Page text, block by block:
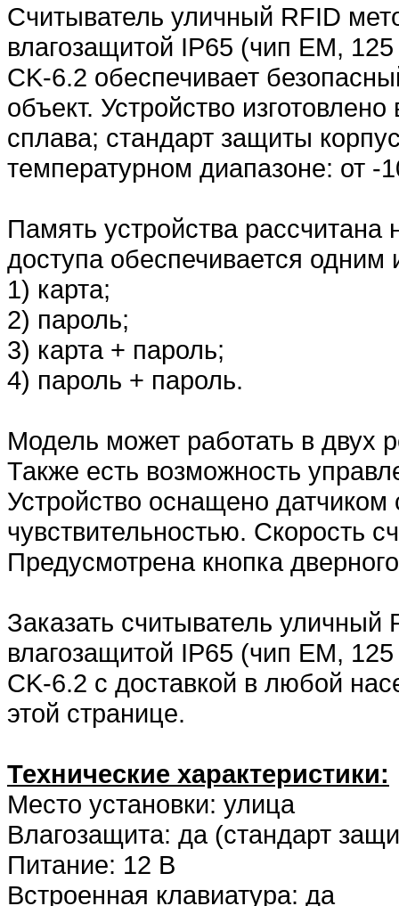
Считыватель уличный RFID
влагозащитой IP65 (чип EM,
CK-6.2 обеспечивает
объект. Устройство
сплава; стандарт защиты
температурном диапазоне: от -
Память устройства рассчитана
доступа обеспечивается одним
1) карта;
2) пароль;
3) карта + пароль;
4) пароль + пароль.
Модель может работать в двух
Также есть возможность
Устройство оснащено
чувствительностью. Скорость
Предусмотрена кнопка
Заказать считыватель
влагозащитой IP65 (чип EM,
CK-6.2 с доставкой в любой
этой странице.
Технические характеристики:
Место установки: улица
Влагозащита: да (стандарт
Питание: 12 В
Встроенная клавиатура: да